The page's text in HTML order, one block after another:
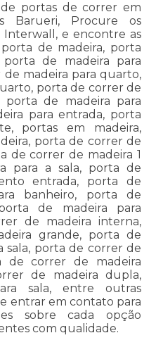
de portas de correr em
Barueri, Procure os
Interwall, e encontre as
de madeira, porta
de madeira para
madeira para quarto,
porta de correr de
porta de madeira para
para entrada, porta
portas em madeira,
porta de correr de
de correr de madeira 1
para a sala, porta de
entrada, porta de
banheiro, porta de
de madeira para
de madeira interna,
grande, porta de
sala, porta de correr de
de correr de madeira
de madeira dupla,
sala, entre outras
entrar em contato para
sobre cada opção
com qualidade.